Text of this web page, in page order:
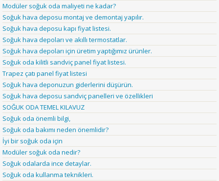
Modüler soğuk oda maliyeti ne kadar?
Soğuk hava deposu montaj ve demontaj yapılır.
Soğuk hava deposu kapı fiyat listesi.
Soğuk hava depoları ve akıllı termostatlar.
Soğuk hava depoları için üretim yaptığımız ürünler.
Soğuk oda kilitli sandviç panel fiyat listesi.
Trapez çatı panel fiyat listesi
Soğuk hava deponuzun giderlerini düşürün.
Soğuk hava deposu sandviç panelleri ve özellikleri
SOĞUK ODA TEMEL KILAVUZ
Soğuk oda önemli bilgi,
Soğuk oda bakımı neden önemlidir?
İyi bir soğuk oda için
Modüler soğuk oda nedir?
Soğuk odalarda ince detaylar.
Soğuk oda kullanma teknikleri.